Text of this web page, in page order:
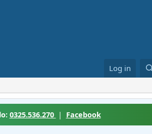
Log in
0325.536.270 | Facebook